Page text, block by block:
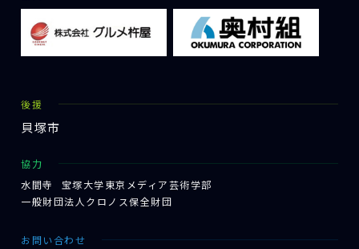
後援
貝塚市
協力
水間寺
宝塚大学東京メディア芸術学部
一般財団法人クロノス保全財団
お問い合わせ